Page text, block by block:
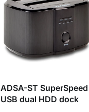
ADSA-ST SuperSpeed
USB dual HDD dock